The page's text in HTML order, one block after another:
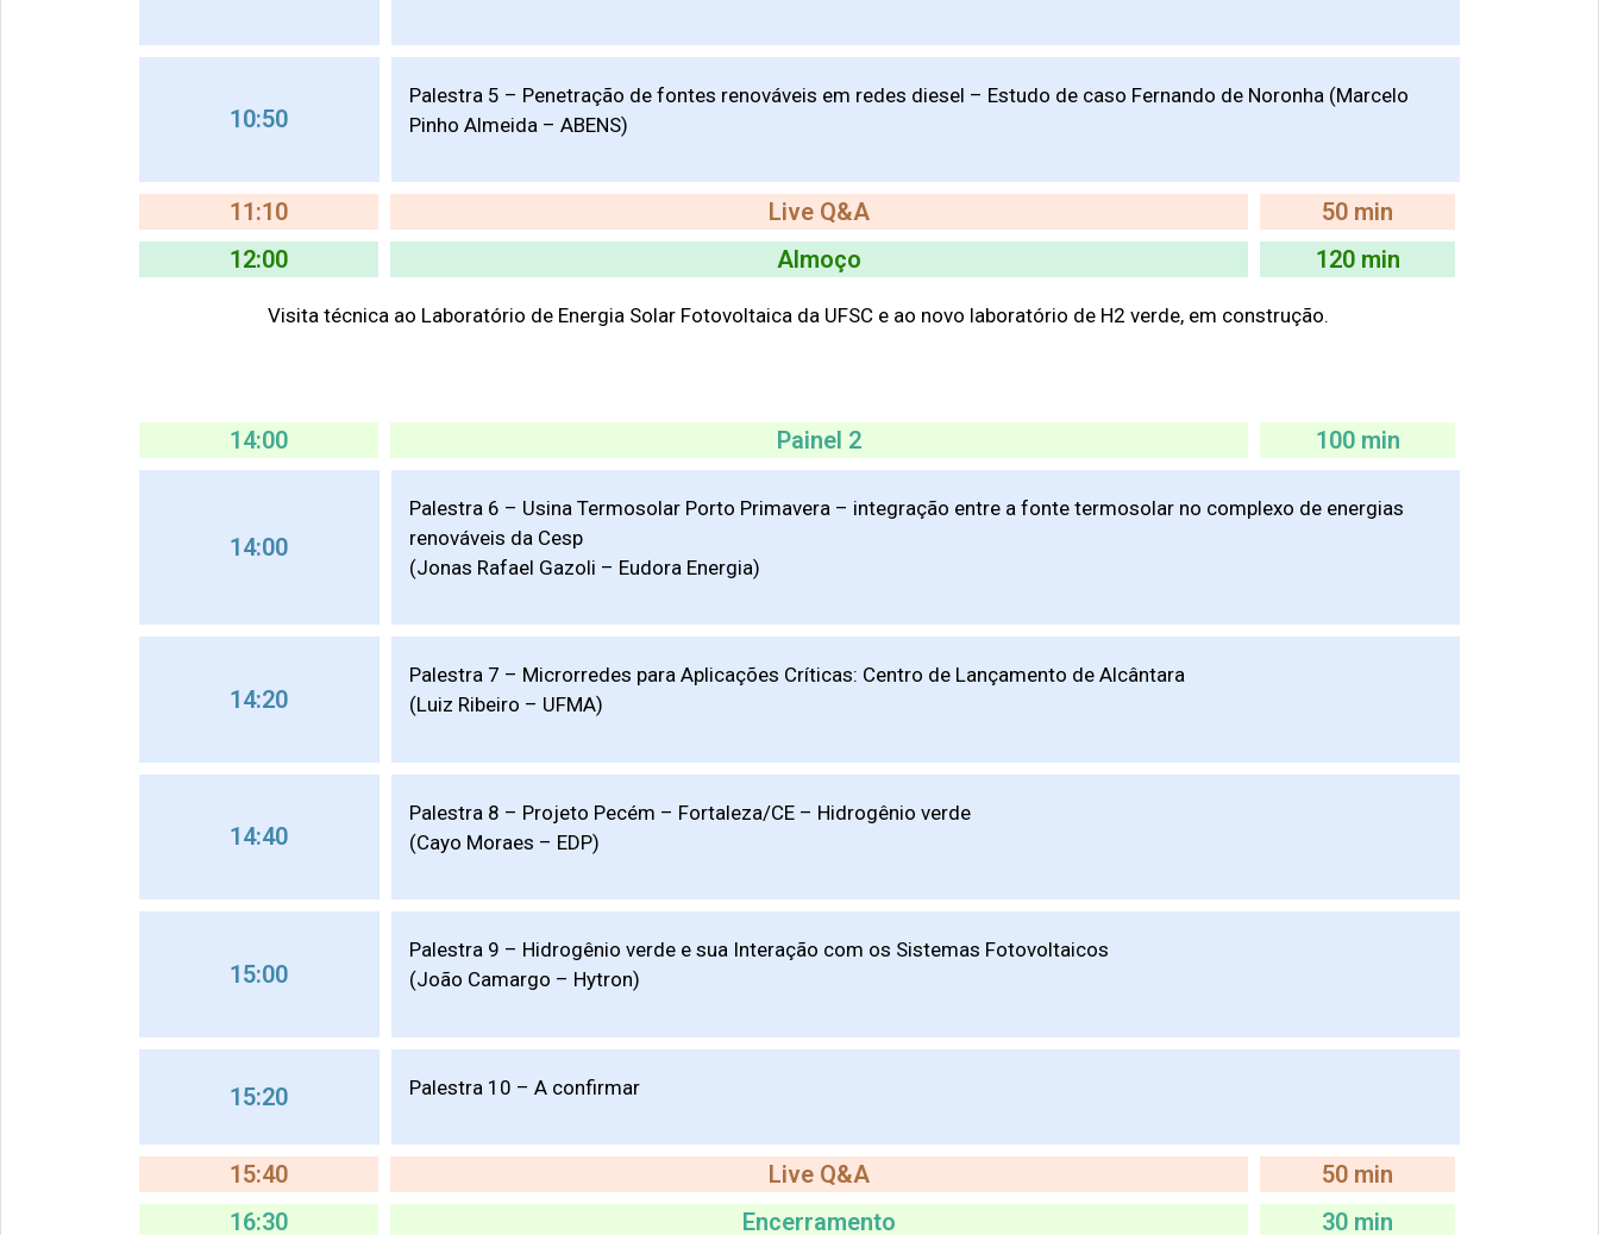
10:50
Palestra 5 – Penetração de fontes renováveis em redes diesel – Estudo de caso Fernando de Noronha (Marcelo
Pinho Almeida – ABENS)
11:10 Live Q&A
50 min
12:00
Almoço 120 min
Visita técnica ao Laboratório de Energia Solar Fotovoltaica da UFSC e ao novo laboratório de H2 verde, em construção.
14:00 Painel 2 100 min
14:00
Palestra 6 – Usina Termosolar Porto Primavera – integração entre a fonte termosolar no complexo de energias
renováveis da Cesp
(Jonas Rafael Gazoli – Eudora Energia)
14:20
Palestra 7 – Microrredes para Aplicações Críticas: Centro de Lançamento de Alcântara
(Luiz Ribeiro – UFMA)
14:40
Palestra 8 – Projeto Pecém – Fortaleza/CE – Hidrogênio verde
(Cayo Moraes – EDP)
15:00
Palestra 9 – Hidrogênio verde e sua Interação com os Sistemas Fotovoltaicos
(João Camargo – Hytron)
15:20 Palestra 10 – A confirmar
15:40 Live Q&A
50 min
16:30
Encerramento 30 min